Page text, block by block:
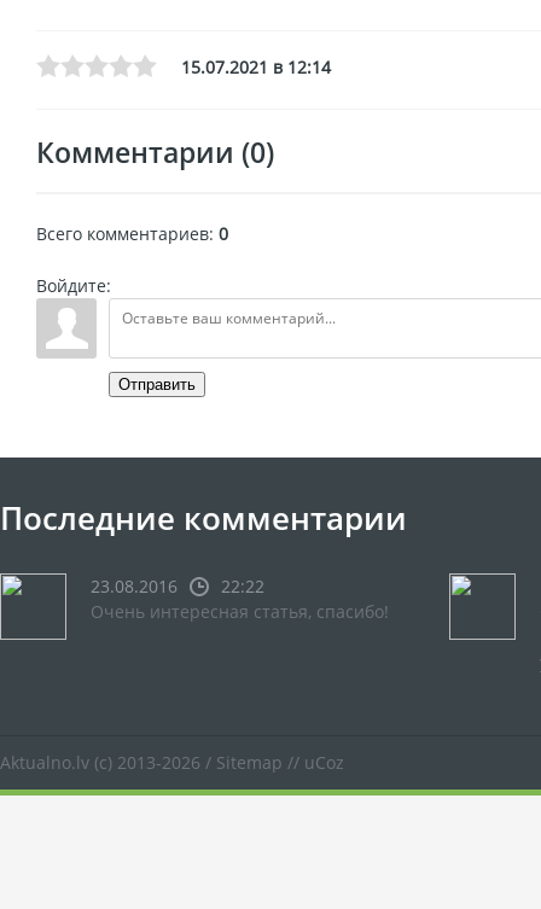
15.07.2021 в 12:14
Комментарии (0)
Всего комментариев: 0
Войдите:
Отправить
Последние комментарии
23.08.2016
22:22
Очень интересная статья, спасибо!
Aktualno.lv (c) 2013-2026 / Sitemap // uCoz